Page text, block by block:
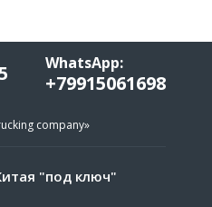
WhatsApp:
+79915061698
company»
"под ключ"